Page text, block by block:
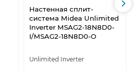
Настенная сплит-
система Midea Unlimited
Inverter MSAG2-18N8D0-
I/MSAG2-18N8D0-O
Unlimited Inverter